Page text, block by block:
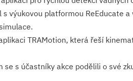
výukovou platformou ReEducate
TRAMotion, která řeší
se s účastníky akce podělili o své